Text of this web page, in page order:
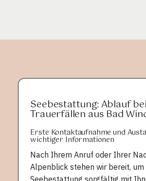
Seebestattung: Ablauf bei
Trauerfällen aus Bad
Erste Kontaktaufnahme und
wichtiger Informationen
Nach Ihrem Anruf oder Ihrer
Alpenblick stehen wir bereit, um